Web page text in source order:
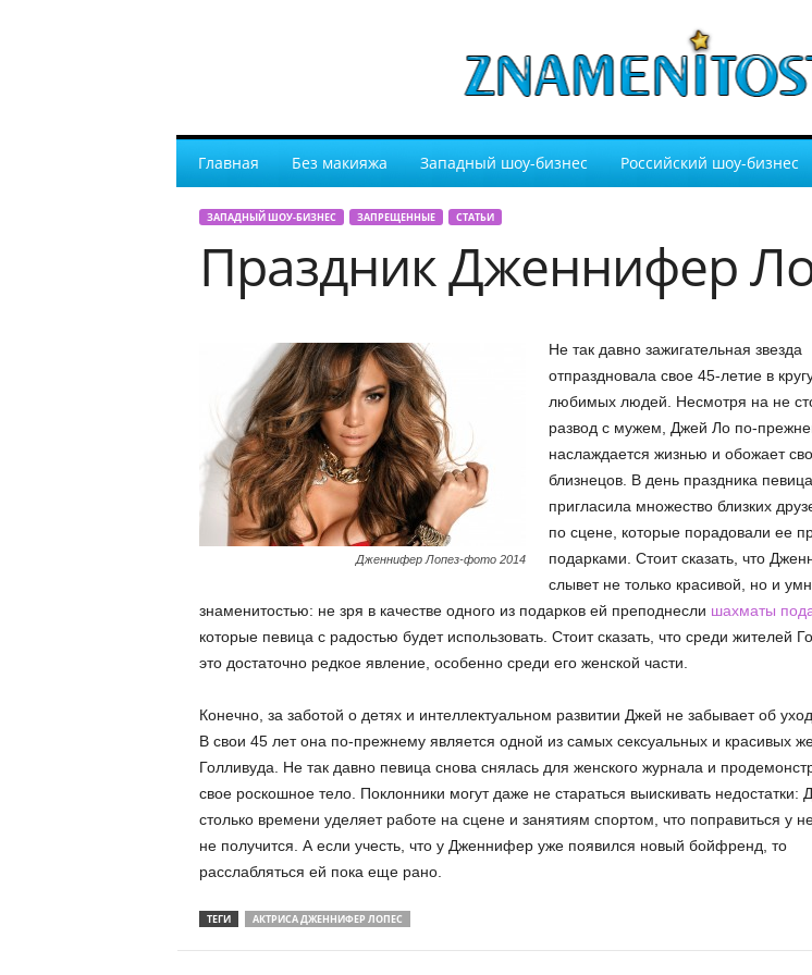
Главная Без макияжа Западный шоу-бизнес Российский шоу-бизнес
ЗАПАДНЫЙ ШОУ-БИЗНЕС ЗАПРЕЩЕННЫЕ СТАТЬИ
Праздник Дженнифер
Дженнифер Лопез-фото 2014
Не так давно зажигательная звезда
отпраздновала свое 45-летие в
любимых людей. Несмотря на не
развод с мужем, Джей Ло по-
наслаждается жизнью и обожает
близнецов. В день праздника певица
пригласила множество близких
по сцене, которые порадовали ее
подарками. Стоит сказать, что
слывет не только красивой, но и
знаменитостью: не зря в качестве одного из подарков ей преподнесли шахматы
которые певица с радостью будет использовать. Стоит сказать, что среди жителей
это достаточно редкое явление, особенно среди его женской части.
Конечно, за заботой о детях и интеллектуальном развитии Джей не забывает об
В свои 45 лет она по-прежнему является одной из самых сексуальных и красивых
Голливуда. Не так давно певица снова снялась для женского журнала и
свое роскошное тело. Поклонники могут даже не стараться выискивать недостатки:
столько времени уделяет работе на сцене и занятиям спортом, что поправиться у
не получится. А если учесть, что у Дженнифер уже появился новый бойфренд, то
расслабляться ей пока еще рано.
ТЕГИ АКТРИСА ДЖЕННИФЕР ЛОПЕС